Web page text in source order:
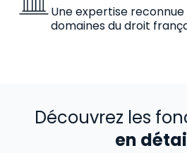
Une expertise
domaines du droit
Découvrez les
en